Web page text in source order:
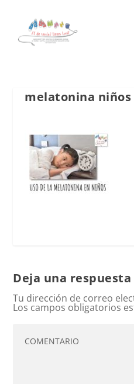
melatonina niños
Deja una respuesta
Tu dirección de correo
Los campos obligatorios